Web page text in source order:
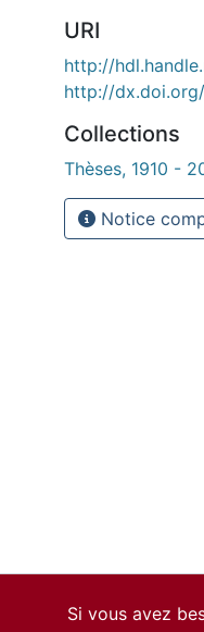
URI
http://
http://
Collections
Thèses, 1910 -
Notice
Si vous avez